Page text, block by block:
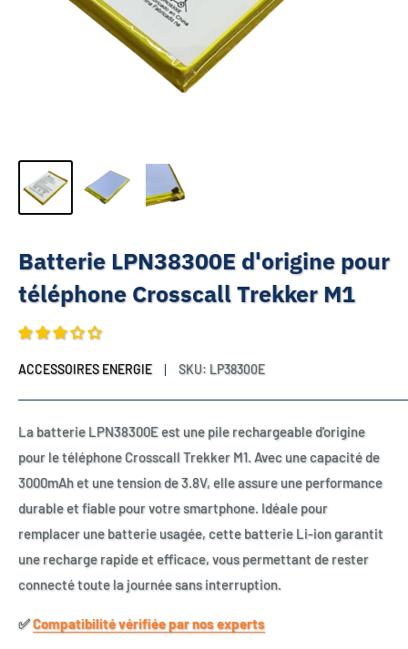
Batterie LPN38300E d'origine pour
téléphone Crosscall Trekker M1
ACCESSOIRES ENERGIE SKU: LP38300E
La batterie LPN38300E est une pile rechargeable d'origine
pour le téléphone Crosscall Trekker M1. Avec une capacité de
3000mAh et une tension de 3.8V, elle assure une performance
durable et fiable pour votre smartphone. Idéale pour
remplacer une batterie usagée, cette batterie Li-ion garantit
une recharge rapide et efficace, vous permettant de rester
connecté toute la journée sans interruption.
✅​Compatibilité vérifiée par nos experts